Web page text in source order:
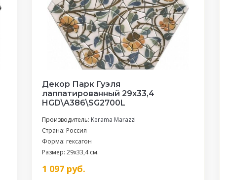
Декор Парк Гуэля
лаппатированный 29x33,4
HGD\A386\SG2700L
Производитель: Kerama Marazzi
Страна: Россия
Форма: гексагон
Размер: 29x33,4 см.
1 097руб.